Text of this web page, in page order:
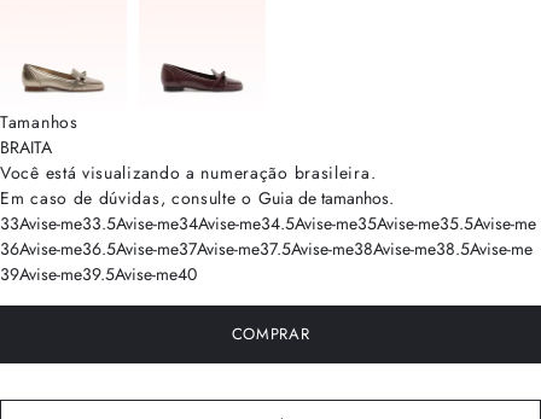
Tamanhos
BRAITA
Você está visualizando a numeração brasileira.
Em caso de dúvidas, consulte o Guia de tamanhos.
33Avise-me33.5Avise-me34Avise-me34.5Avise-me35Avise-me35.5Avise-me
36Avise-me36.5Avise-me37Avise-me37.5Avise-me38Avise-me38.5Avise-me
39Avise-me39.5Avise-me40
COMPRAR